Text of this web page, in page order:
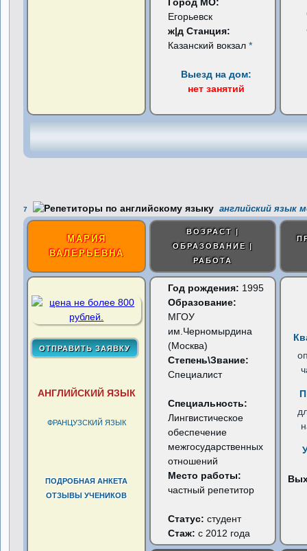
Егорьевск
ж|д Станция:
Казанский вокзал*
Выезд на дом:
нет занятий
7 английский язык
МАРИЯ
ВАЛЕРЬЕВНА
ВОЗРАСТ |
ОБРАЗОВАНИЕ |
РАБОТА
АНГЛИЙСКИЙ ЯЗЫК
ФРАНЦУЗСКИЙ ЯЗЫК
ПОДРОБНАЯ АНКЕТА
ОТЗЫВЫ УЧЕНИКОВ
Год рождения: 1995
Образование:
МГОУ
им.Черномырдина
(Москва)
Степень\Звание:
Специалист
Специальность:
Лингвистическое
обеспечение
межгосударственных
отношений
Место работы:
частный репетитор
Статус:студент
Стаж: с 2012 года